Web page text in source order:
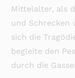
Mittelalter, als
und Schrecken
sich die
begleite den
durch die